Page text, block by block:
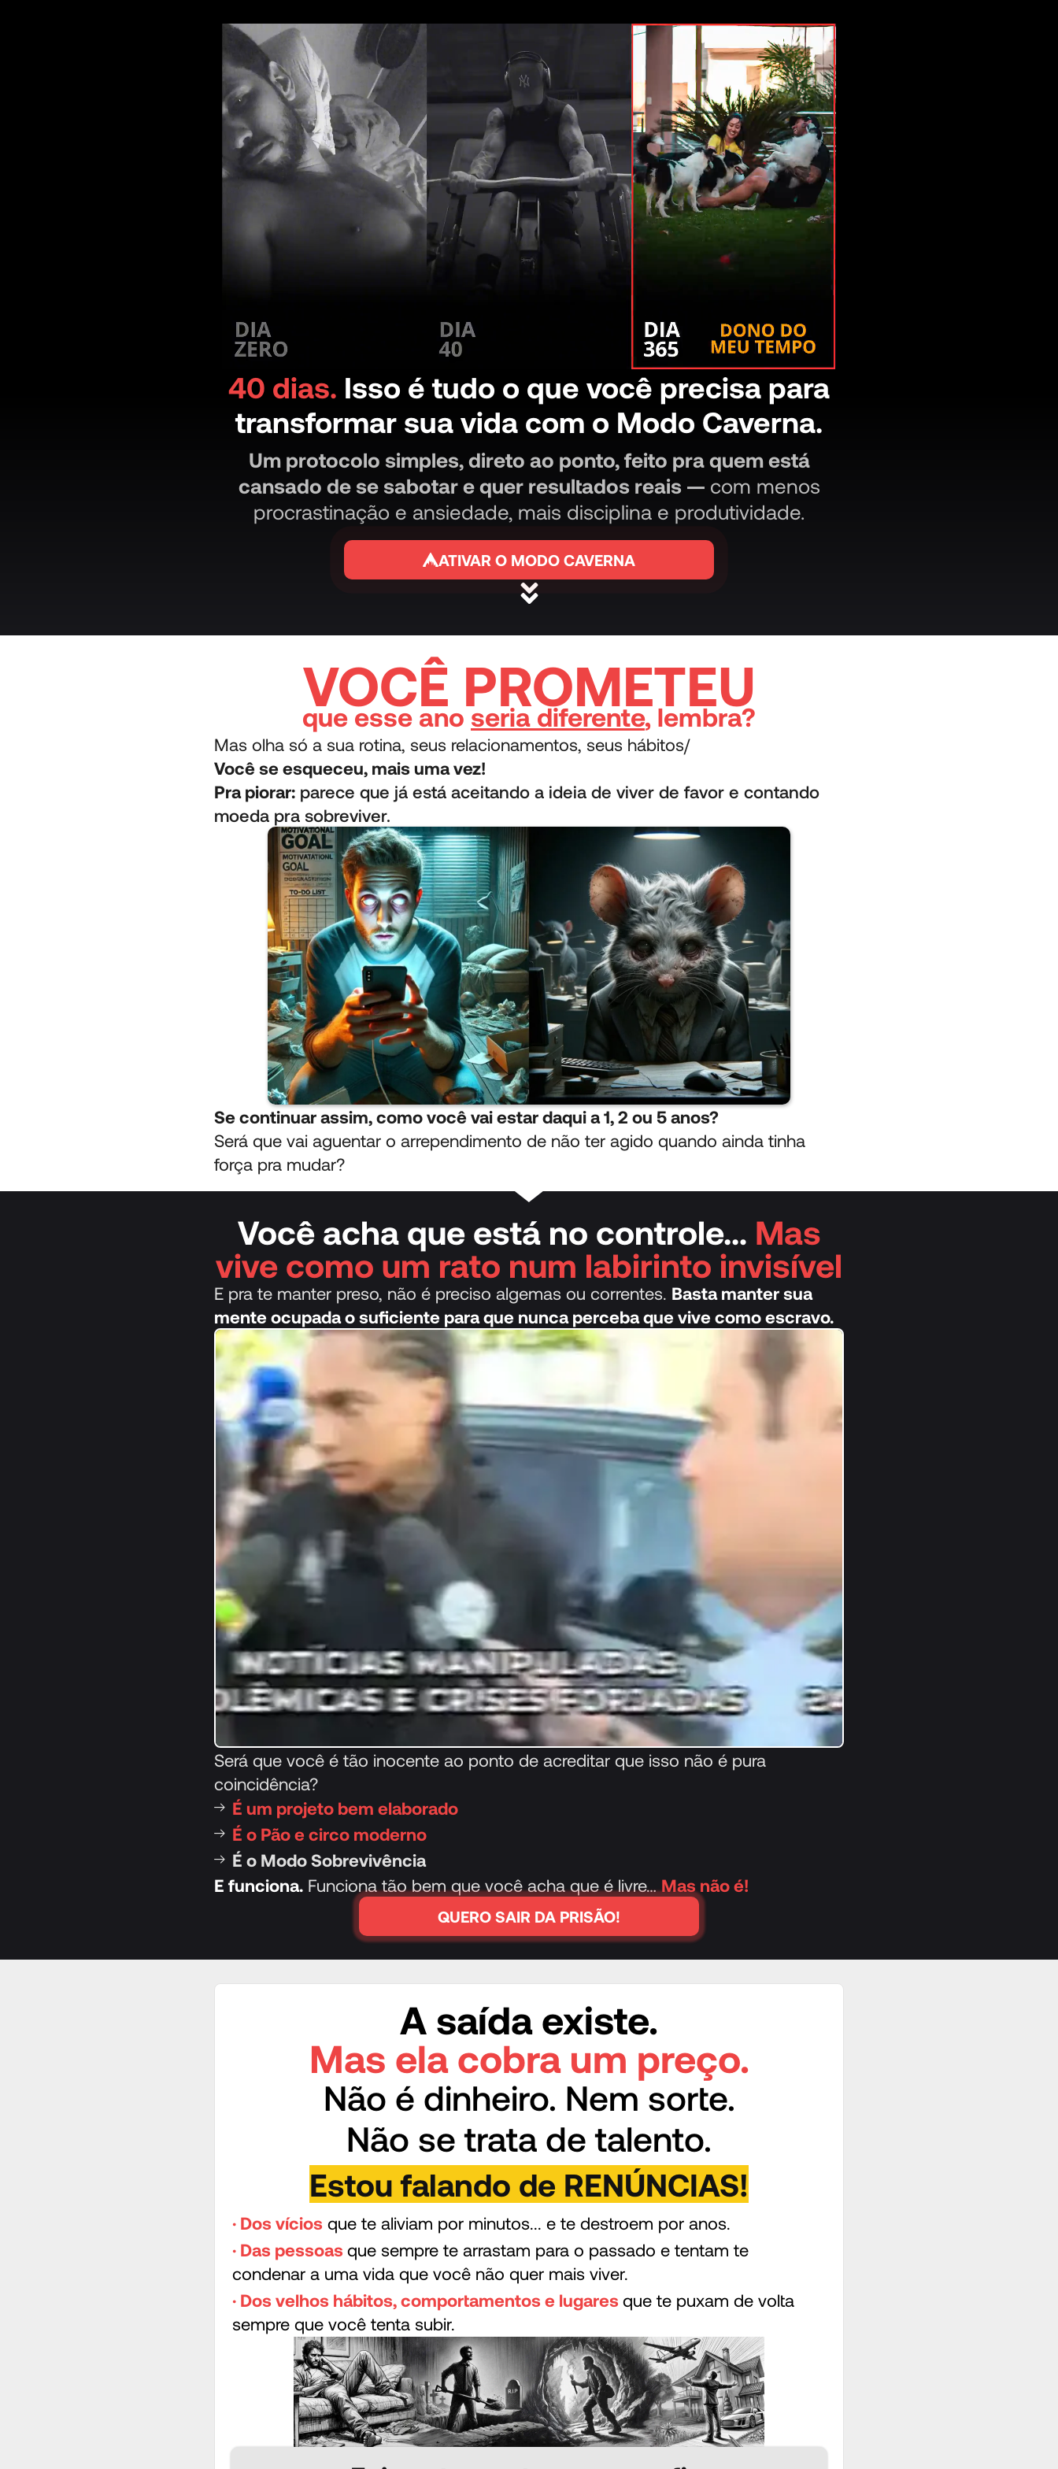
40 dias. Isso é tudo o que você precisa para
transformar sua vida com o Modo Caverna.
Um protocolo simples, direto ao ponto, feito pra quem está
cansado de se sabotar e quer resultados reais — com menos
procrastinação e ansiedade, mais disciplina e produtividade.
ATIVAR O MODO CAVERNA
VOCÊ PROMETEU
que esse anoseria diferente, lembra?
Mas olha só a sua rotina, seus relacionamentos, seus hábitos/
Você se esqueceu, mais uma vez!
Pra piorar: parece que já está aceitando a ideia de viver de favor e contando
moeda pra sobreviver.
Se continuar assim, como você vai estar daqui a 1, 2 ou 5 anos?
Será que vai aguentar o arrependimento de não ter agido quando ainda tinha
força pra mudar?
Você acha que está no controle… Mas
vive como um rato num labirinto invisível
E pra te manter preso, não é preciso algemas ou correntes. Basta manter sua
mente ocupada o suficiente para que nunca perceba que vive como escravo.
Será que você é tão inocente ao ponto de acreditar que isso não é pura
coincidência?
É um projeto bem elaborado
É o Pão e circo moderno
É o Modo Sobrevivência
E funciona. Funciona tão bem que você acha que é livre… Mas não é!
QUERO SAIR DA PRISÃO!
A saída existe.
Mas ela cobra um preço.
Não é dinheiro. Nem sorte.
Não se trata de talento.
Estou falando de RENÚNCIAS!
· Dos vícios que te aliviam por minutos... e te destroem por anos.
· Das pessoasque sempre te arrastam para o passado e tentam te
condenar a uma vida que você não quer mais viver.
· Dos velhos hábitos, comportamentos e lugaresque te puxam de volta
sempre que você tenta subir.